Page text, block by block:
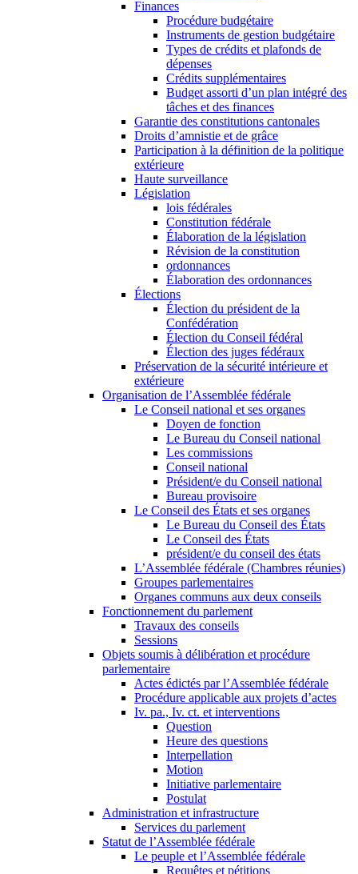
Finances
Procédure budgétaire
Instruments de gestion budgétaire
Types de crédits et plafonds de
dépenses
Crédits supplémentaires
Budget assorti d’un plan intégré des
tâches et des finances
Garantie des constitutions cantonales
Droits d’amnistie et de grâce
Participation à la définition de la politique
extérieure
Haute surveillance
Législation
lois fédérales
Constitution fédérale
Élaboration de la législation
Révision de la constitution
ordonnances
Élaboration des ordonnances
Élections
Élection du président de la
Confédération
Élection du Conseil fédéral
Élection des juges fédéraux
Préservation de la sécurité intérieure et
extérieure
Organisation de l’Assemblée fédérale
Le Conseil national et ses organes
Doyen de fonction
Le Bureau du Conseil national
Les commissions
Conseil national
Président/e du Conseil national
Bureau provisoire
Le Conseil des États et ses organes
Le Bureau du Conseil des États
Le Conseil des États
président/e du conseil des états
L’Assemblée fédérale (Chambres réunies)
Groupes parlementaires
Organes communs aux deux conseils
Fonctionnement du parlement
Travaux des conseils
Sessions
Objets soumis à délibération et procédure
parlementaire
Actes édictés par l’Assemblée fédérale
Procédure applicable aux projets d’actes
Iv. pa., Iv. ct. et interventions
Question
Heure des questions
Interpellation
Motion
Initiative parlementaire
Postulat
Administration et infrastructure
Services du parlement
Statut de l’Assemblée fédérale
Le peuple et l’Assemblée fédérale
Requêtes et pétitions